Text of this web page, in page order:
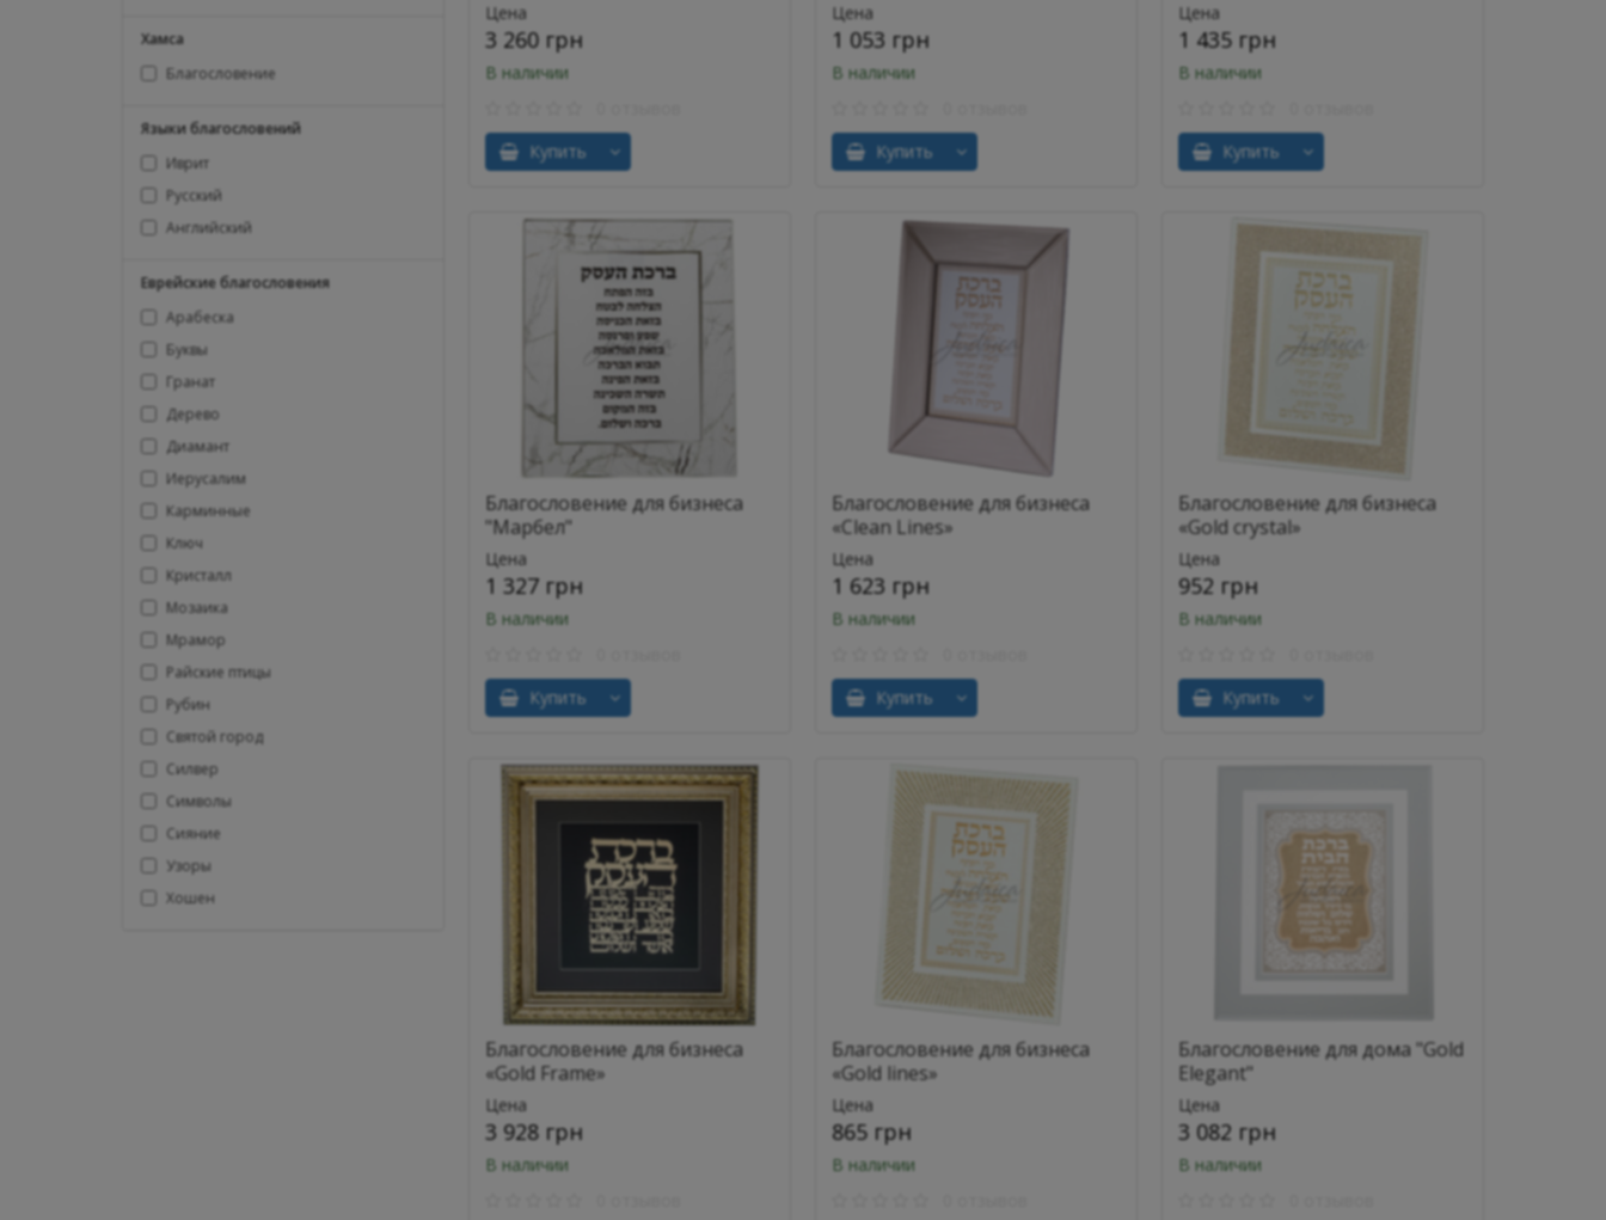
Хамса
Благословение
Языки благословений
Иврит
Русский
Английский
Еврейские благословения
Арабеска
Буквы
Гранат
Дерево
Диамант
Иерусалим
Карминные
Ключ
Кристалл
Мозаика
Мрамор
Райские птицы
Рубин
Святой город
Силвер
Символы
Сияние
Узоры
Хошен
Цена
3 260 грн
В наличии
Купить
Цена
1 053 грн
В наличии
Купить
Цена
1 435 грн
В наличии
Купить
Благословение для бизнеса
"Марбел"
Цена
1 327 грн
В наличии
Купить
Благословение для бизнеса
«Clean Lines»
Цена
1 623 грн
В наличии
Купить
Благословение для бизнеса
«Gold crystal»
Цена
952 грн
В наличии
Купить
Благословение для бизнеса
«Gold Frame»
Цена
3 928 грн
В наличии
Благословение для бизнеса
«Gold lines»
Цена
865 грн
В наличии
Благословение для дома "Gold
Elegant"
Цена
3 082 грн
В наличии